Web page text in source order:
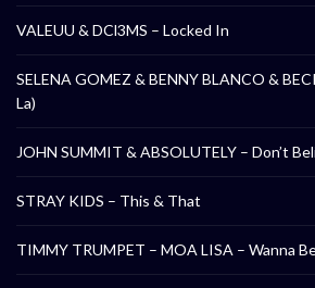
VALEUU & DCl3MS – Locked In
SELENA GOMEZ & BENNY BLANCO &
La)
JOHN SUMMIT & ABSOLUTELY – Don’t
STRAY KIDS – This & That
TIMMY TRUMPET – MOA LISA – Wanna